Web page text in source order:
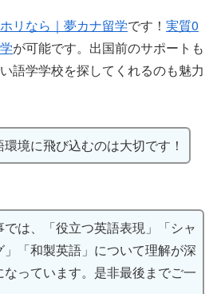
リなら｜夢カナ留学です！ 実質0
が可能です。出国前のサポートも
語学学校を探してくれるのも魅力
境に飛び込むのは大切です！
は、「役立つ英語表現」「シャ
」「和製英語」について理解が深
なっています。是非最後までご一